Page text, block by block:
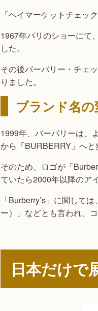
「ヘイマーケットチェッ
1967年パリのショーにて
した。
その後バーバリー・チェ
りました。
ブランド名の
1999年、バーバリーは、
から「BURBERRY」へと
そのため、ロゴが「
ていたら2000年以降のア
「Burberry’s」に関して
ー）」などとも言われ、
日本だけで